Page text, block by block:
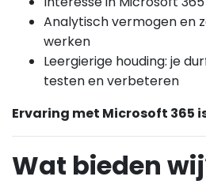
Analytisch vermogen en
werken
Leergierige houding: je
testen en verbeteren
Ervaring met Microsoft 365
Wat bieden